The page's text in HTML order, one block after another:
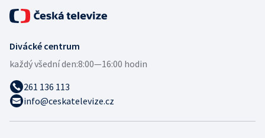
Divácké centrum
každý všední den:8:00—16:00 hodin
261 136 113
info@ceskatelevize.cz